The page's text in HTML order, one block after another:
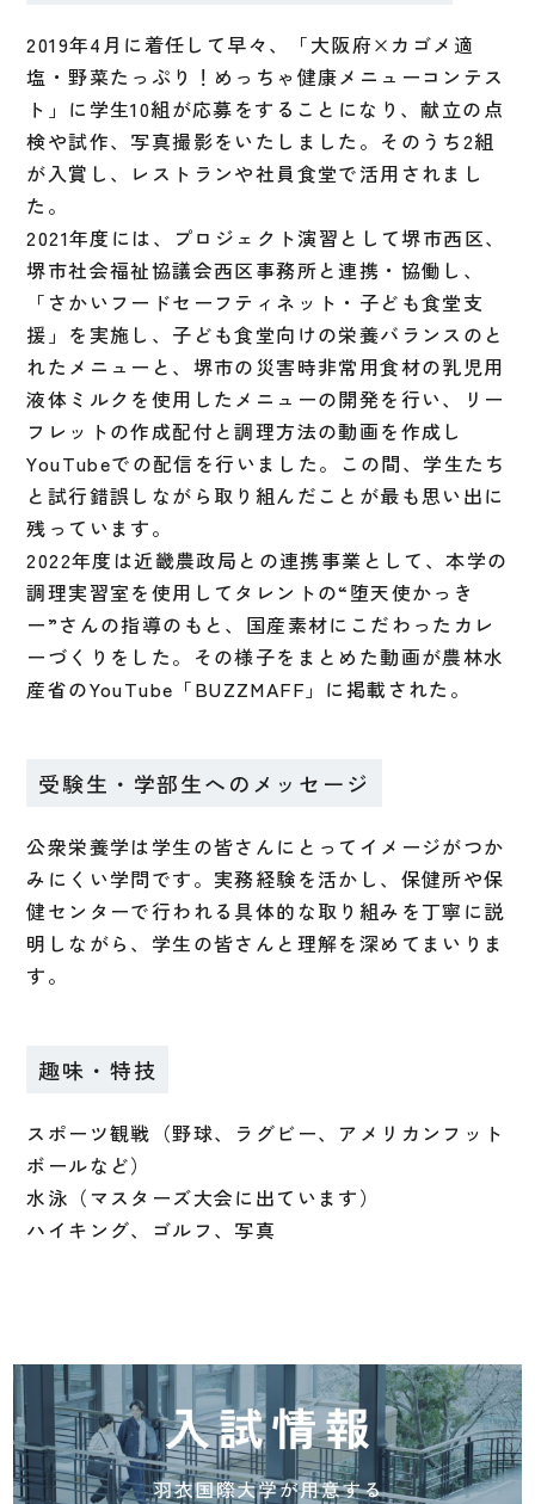
2019年4月に着任して早々、「大阪府×カゴメ適
塩・野菜たっぷり！めっちゃ健康メニューコンテス
ト」に学生10組が応募をすることになり、献立の点
検や試作、写真撮影をいたしました。そのうち2組
が入賞し、レストランや社員食堂で活用されまし
た。
2021年度には、プロジェクト演習として堺市西区、
堺市社会福祉協議会西区事務所と連携・協働し、
「さかいフードセーフティネット・子ども食堂支
援」を実施し、子ども食堂向けの栄養バランスのと
れたメニューと、堺市の災害時非常用食材の乳児用
液体ミルクを使用したメニューの開発を行い、リー
フレットの作成配付と調理方法の動画を作成し
YouTubeでの配信を行いました。この間、学生たち
と試行錯誤しながら取り組んだことが最も思い出に
残っています。
2022年度は近畿農政局との連携事業として、本学の
調理実習室を使用してタレントの“堕天使かっき
ー”さんの指導のもと、国産素材にこだわったカレ
ーづくりをした。その様子をまとめた動画が農林水
産省のYouTube「BUZZMAFF」に掲載された。
受験生・学部生へのメッセージ
公衆栄養学は学生の皆さんにとってイメージがつか
みにくい学問です。実務経験を活かし、保健所や保
健センターで行われる具体的な取り組みを丁寧に説
明しながら、学生の皆さんと理解を深めてまいりま
す。
趣味・特技
スポーツ観戦（野球、ラグビー、アメリカンフット
ボールなど）
水泳（マスターズ大会に出ています）
ハイキング、ゴルフ、写真